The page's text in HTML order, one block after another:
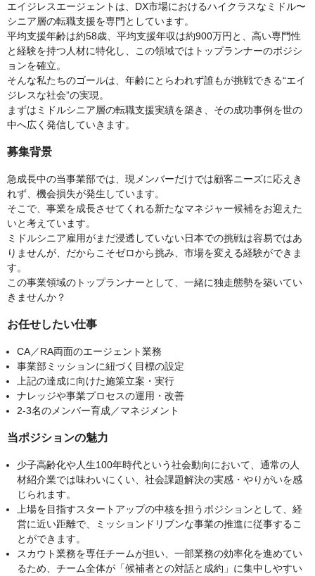
エイジレスエージェントは、DX市場におけるハイクラスなミドル〜
シニア層の転職支援を専門としています。
平均支援年齢は約58歳、平均支援年収は約900万円と、高い専門性
と経験を持つ人材に特化し、この領域ではトップランナーのポジシ
ョンを確立。
そんな私たちのゴールは、年齢にとらわれず誰もが挑戦できる“エイ
ジレスな社会”の実現。
まずはミドルシニア層の転職支援実績を築き、その成功事例を世の
中へ広く発信していきます。
募集背景
急成長中の当事業部では、現メンバーだけでは顧客ニーズに応えき
れず、機会損失が発生しています。
そこで、事業を成長させてくれる新たなマネジャー候補をお迎えた
いと考えています。
ミドルシニア雇用がまだ浸透していない日本での挑戦は容易ではあ
りませんが、だからこそゼロから挑み、市場を変える経験ができま
す。
この事業領域のトップランナーとして、一緒に独走態勢を築いてい
きませんか？
お任せしたい仕事
CA／RA両面のエージェント業務
事業部ミッションに紐づく目標の設定
上記の達成に向けた施策立案・実行
ナレッジや事業プロセスの運用・改善
2-3名のメンバー育成／マネジメント
当ポジションの魅力
少子高齢化や人生100年時代という社会動向において、通常の人
材紹介業では味わいにくい、社会課題解決の実感・やりがいを感
じられます。
上場を目指すスタートアップの中核を担うポジションとして、経
営に近い距離で、ミッションドリブンな事業の推進に従事するこ
とができます。
スカウト業務を専任チームが担い、一部業務の効率化を進めてい
るため、チーム全体が「候補者との対話と成約」に集中しやすい